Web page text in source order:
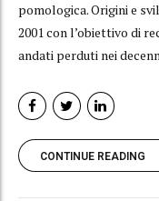
pomologica. Origini e
2001 con l’obiettivo di
andati perduti nei
CONTINUE READING